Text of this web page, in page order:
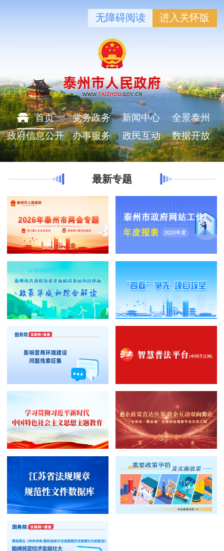
无障碍阅读 进入关怀版
首页 党务政务 新闻中心
全景泰州
政府信息公开
办事服务 政民互动 数据开放
最新专题